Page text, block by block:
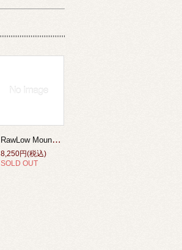
RawLow Mountain Works （ロウロウ マウンテンワークス）/タビチビトート X-Pac VX21【tabitibi tote X-Pac VX21】SLATE GRY
8,250円(税込)
SOLD OUT